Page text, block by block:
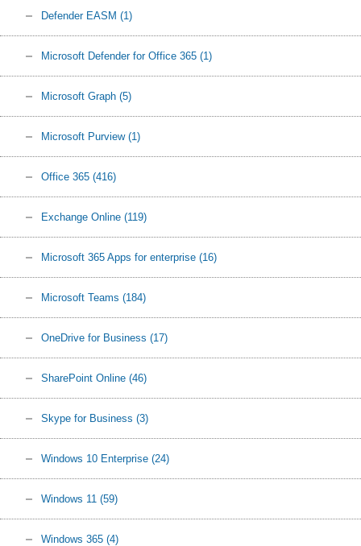
Defender EASM (1)
Microsoft Defender for Office 365 (1)
Microsoft Graph (5)
Microsoft Purview (1)
Office 365 (416)
Exchange Online (119)
Microsoft 365 Apps for enterprise (16)
Microsoft Teams (184)
OneDrive for Business (17)
SharePoint Online (46)
Skype for Business (3)
Windows 10 Enterprise (24)
Windows 11 (59)
Windows 365 (4)